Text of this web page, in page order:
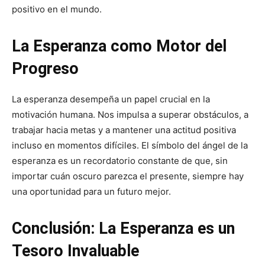
positivo en el mundo.
La Esperanza como Motor del
Progreso
La esperanza desempeña un papel crucial en la
motivación humana. Nos impulsa a superar obstáculos, a
trabajar hacia metas y a mantener una actitud positiva
incluso en momentos difíciles. El símbolo del ángel de la
esperanza es un recordatorio constante de que, sin
importar cuán oscuro parezca el presente, siempre hay
una oportunidad para un futuro mejor.
Conclusión: La Esperanza es un
Tesoro Invaluable